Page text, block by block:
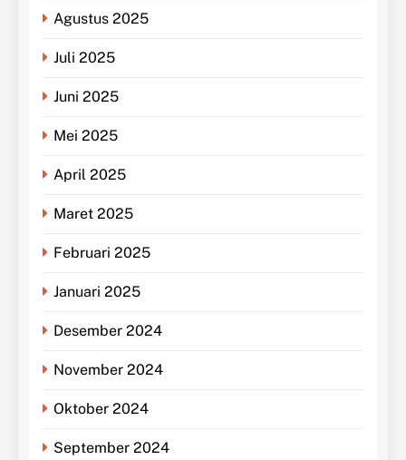
Agustus 2025
Juli 2025
Juni 2025
Mei 2025
April 2025
Maret 2025
Februari 2025
Januari 2025
Desember 2024
November 2024
Oktober 2024
September 2024